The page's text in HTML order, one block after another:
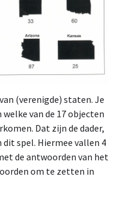
(verenigde) staten. Je
van de 17 objecten
Dat zijn de dader,
spel. Hiermee vallen 4
de antwoorden van het
om te zetten in